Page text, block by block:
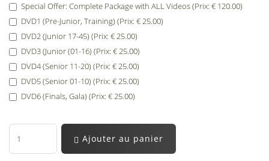
Special Offer: Complete Package with ALL Videos (Prix: € 120.00)
DVD1 (Pre-Junior, Training) (Prix: € 25.00)
DVD2 (Junior 17-45) (Prix: € 25.00)
DVD3 (Junior (01-16) (Prix: € 25.00)
DVD4 (Senior 11-20) (Prix: € 25.00)
DVD5 (Senior 01-10) (Prix: € 25.00)
DVD6 (Finals, Gala) (Prix: € 25.00)
Ajouter au panier